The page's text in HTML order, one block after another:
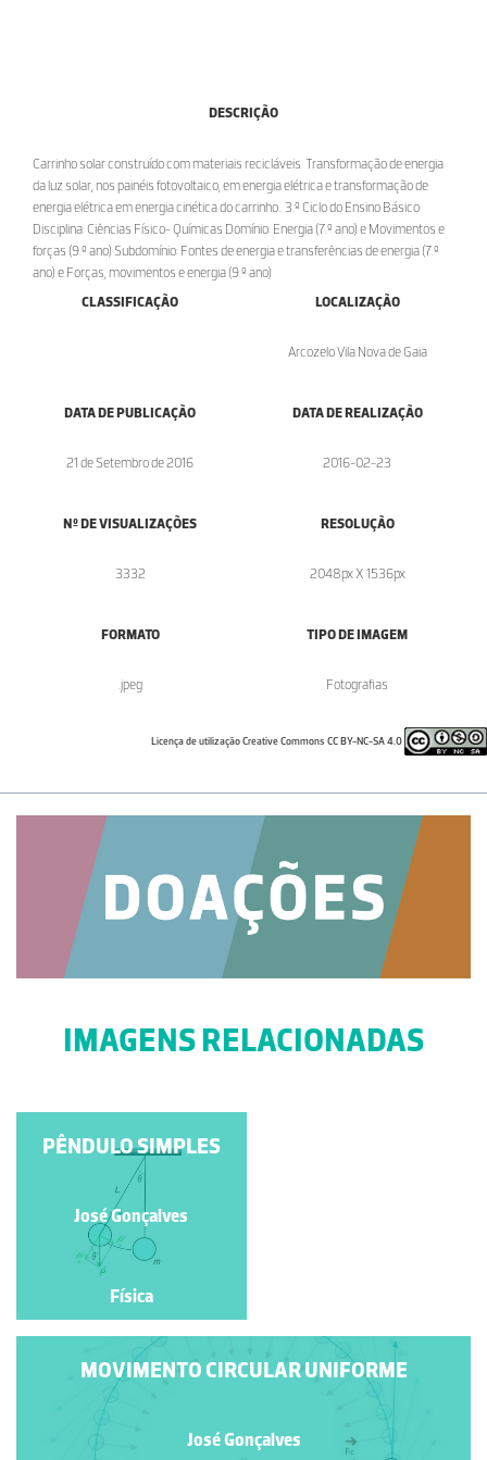
DESCRIÇÃO
Carrinho solar construído com materiais recicláveis. Transformação de energia
da luz solar, nos painéis fotovoltaico, em energia elétrica e transformação de
energia elétrica em energia cinética do carrinho.. 3.º Ciclo do Ensino Básico
Disciplina: Ciências Físico- Químicas Domínio: Energia (7.º ano) e Movimentos e
forças (9.º ano) Subdomínio: Fontes de energia e transferências de energia (7.º
ano) e Forças, movimentos e energia (9.º ano)
CLASSIFICAÇÃO
LOCALIZAÇÃO
Arcozelo Vila Nova de Gaia
DATA DE PUBLICAÇÃO
21 de Setembro de 2016
DATA DE REALIZAÇÃO
2016-02-23
Nº DE VISUALIZAÇÕES
3332
RESOLUÇÃO
2048px X 1536px
FORMATO
.jpeg
TIPO DE IMAGEM
Fotografias
Licença de utilização Creative Commons CC BY-NC-SA 4.0
IMAGENS RELACIONADAS
PLANO INCLINADO
José Gonçalves
Física
PÊNDULO SIMPLES
José Gonçalves
Física
MOVIMENTO CIRCULAR UNIFORME
José Gonçalves